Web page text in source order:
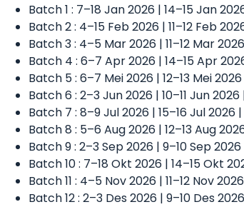
Batch 1 : 7–18 Jan 2026 | 14–15 Jan
Batch 2 : 4–15 Feb 2026 | 11–12 Feb
Batch 3 : 4–5 Mar 2026 | 11–12 Mar
Batch 4 : 6–7 Apr 2026 | 14–15 Apr
Batch 5 : 6–7 Mei 2026 | 12–13 Mei
Batch 6 : 2–3 Jun 2026 | 10–11 Jun
Batch 7 : 8–9 Jul 2026 | 15–16 Jul 2026
Batch 8 : 5–6 Aug 2026 | 12–13 Aug
Batch 9 : 2–3 Sep 2026 | 9–10 Sep
Batch 10 : 7–18 Okt 2026 | 14–15 Okt
Batch 11 : 4–5 Nov 2026 | 11–12 Nov
Batch 12 : 2–3 Des 2026 | 9–10 Des